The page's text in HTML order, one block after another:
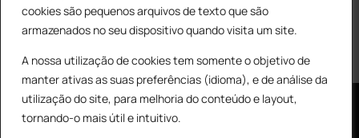
cookies são pequenos arquivos de texto que são
armazenados no seu dispositivo quando visita um site.
A nossa utilização de cookies tem somente o objetivo de
manter ativas as suas preferências (idioma), e de análise da
utilização do site, para melhoria do conteúdo e layout,
tornando-o mais útil e intuitivo.
Products
search PESQUISAR